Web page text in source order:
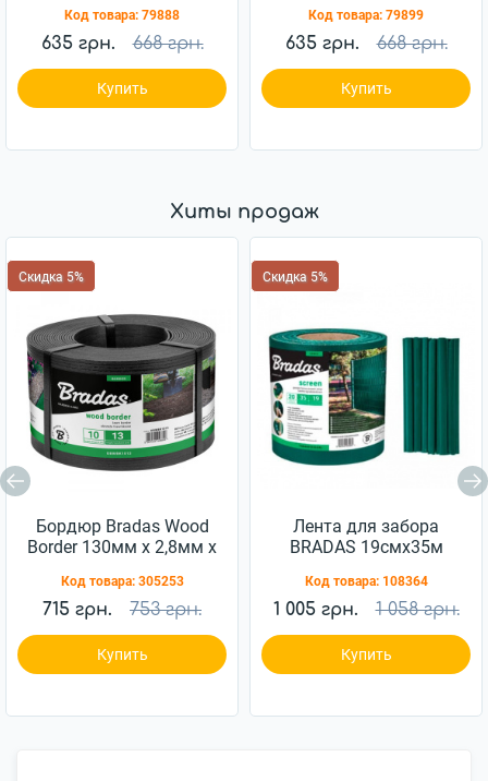
Код товара: 79888
635 грн. 668 грн.
Купить
Код товара: 79899
635 грн. 668 грн.
Купить
Хиты продаж
Скидка 5%
Бордюр Bradas Wood
Border 130мм x 2,8мм x
(OBWBK1013)
Код товара: 305253
715 грн. 753 грн.
Купить
Скидка 5%
Лента для забора
BRADAS 19смx35м
(TOB4501935GRL)
Код товара: 108364
1 005 грн. 1 058 грн.
Купить